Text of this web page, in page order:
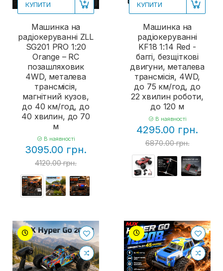
КУПИТИ
Машинка на
радіокеруванні ZLL
SG201 PRO 1:20
Orange – RC
позашляховик
4WD, металева
трансмісія,
магнітний кузов,
до 40 км/год, до
40 хвилин, до 70
м
В наявності
3095.00 грн.
4120.00 грн.
КУПИТИ
Машинка на
радіокеруванні
KF18 1:14 Red -
баггі, безщіткові
двигуни, металева
трансмісія, 4WD,
до 75 км/год, до
22 хвилин роботи,
до 120 м
В наявності
4295.00 грн.
6870.00 грн.